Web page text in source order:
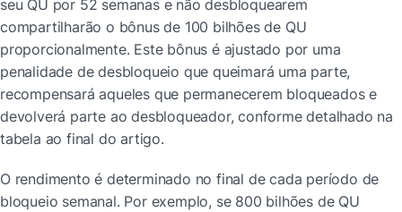
seu QU por 52 semanas e não desbloquearem
compartilharão o bônus de 100 bilhões de QU
proporcionalmente. Este bônus é ajustado por uma
penalidade de desbloqueio que queimará uma parte,
recompensará aqueles que permanecerem bloqueados e
devolverá parte ao desbloqueador, conforme detalhado na
tabela ao final do artigo.
O rendimento é determinado no final de cada período de
bloqueio semanal. Por exemplo, se 800 bilhões de QU